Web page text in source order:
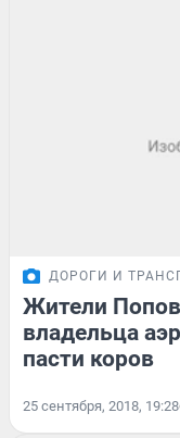
ДОРОГИ И
Жители
владельца
пасти коров
25 сентября, 2018, 19:28